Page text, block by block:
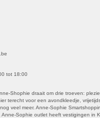
tot 18:00
Shophie draait om drie troeven:
terecht voor een avondkleedje,
veel meer. Anne-Sophie
Sophie outlet heeft vestigingen in